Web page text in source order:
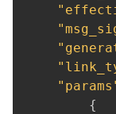
尊敬的你好
{